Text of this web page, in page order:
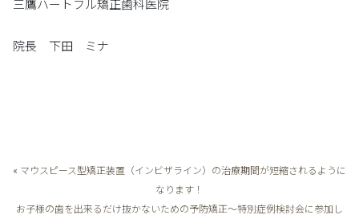
院長 下田 ミナ
« マウスピース型矯正装置（インビザライン）の治療期間が短縮されるように
なります！
お子様の歯を出来るだけ抜かないための予防矯正～特別症例検討会に参加し